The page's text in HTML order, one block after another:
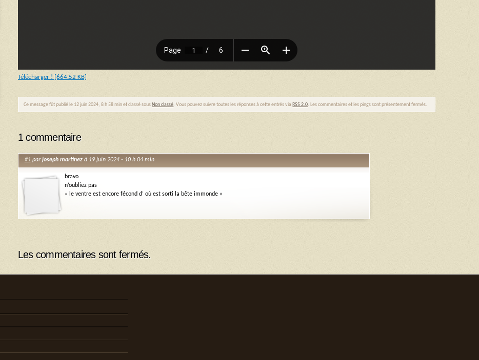
Télécharger ! [664.52 KB]
Ce message fût publié le 12 juin 2024, 8 h 58 min et classé sous Non classé. Vous pouvez suivre toutes les réponses à cette entrés via RSS 2.0. Les commentaires et les pings sont présentement fermés.
1 commentaire
#1par joseph martinezà 19 juin 2024 - 10 h 04 min
bravo
n’oubliez pas
« le ventre est encore fécond d’ où est sorti la bête immonde »
Les commentaires sont fermés.